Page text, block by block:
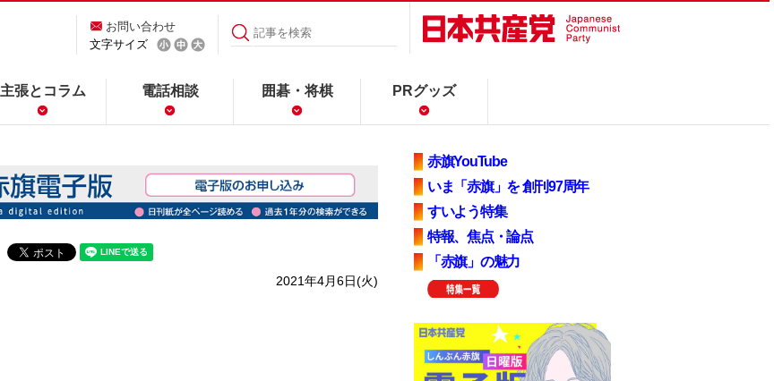
お問い合わせ
文字サイズ
主張とコラム 電話相談 囲碁・将棋 PRグッズ
2021年4月6日(火)
赤旗YouTube
いま「赤旗」を 創刊97周年
すいよう特集
特報、焦点・論点
「赤旗」の魅力